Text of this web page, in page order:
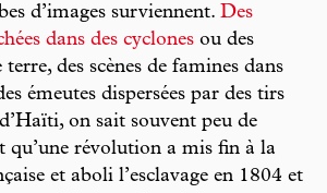
d’images surviennent. Des
dans des cyclones ou des
des scènes de famines dans
émeutes dispersées par des tirs
on sait souvent peu de
qu’une révolution a mis fin à la
et aboli l’esclavage en 1804 et